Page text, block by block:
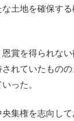
土地を確保す
賞を得られな
れていたもの
った。
集権を志向し